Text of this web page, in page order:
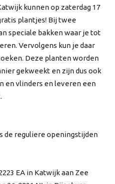
kunnen op zaterdag 17
plantjes! Bij twee
speciale bakken waar je tot
Vervolgens kun je daar
Deze planten worden
gekweekt en zijn dus ook
en vlinders en leveren een
de reguliere openingstijden
EA in Katwijk aan Zee